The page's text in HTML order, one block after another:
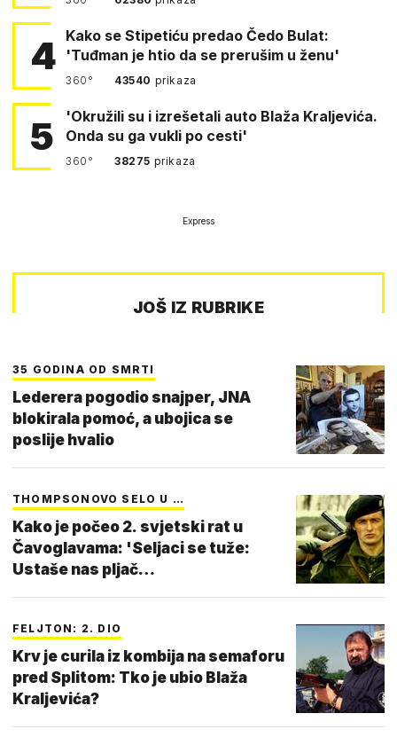
4 Kako se Stipetiću predao Čedo Bulat:
'Tuđman je htio da se prerušim u ženu'
360° 43540 prikaza
5
'Okružili su i izrešetali auto Blaža Kraljevića.
Onda su ga vukli po cesti'
360° 38275 prikaza
Express
JOŠ IZ RUBRIKE
35 GODINA OD SMRTI
Lederera pogodio snajper, JNA
blokirala pomoć, a ubojica se
poslije hvalio
THOMPSONOVO SELO U …
Kako je počeo 2. svjetski rat u
Čavoglavama: 'Seljaci se tuže:
Ustaše nas pljač…
FELJTON: 2. DIO
Krv je curila iz kombija na semaforu
pred Splitom: Tko je ubio Blaža
Kraljevića?